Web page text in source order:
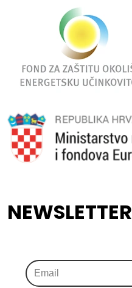
NEWSLETTER